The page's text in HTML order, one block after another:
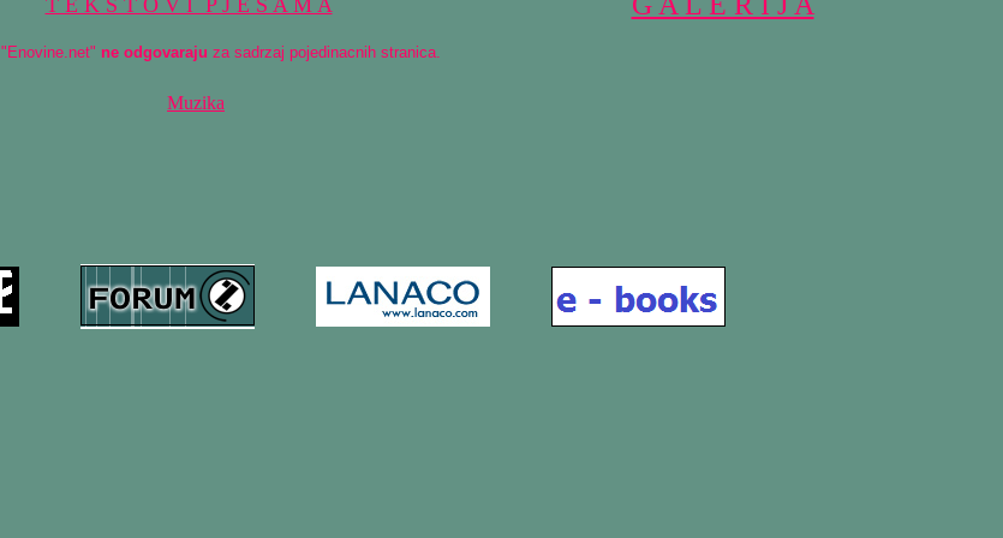
T E K S T O V I P J E S A M A
"Enovine.net" ne odgovaraju za sadrzaj pojedinacnih stranica.
Muzika